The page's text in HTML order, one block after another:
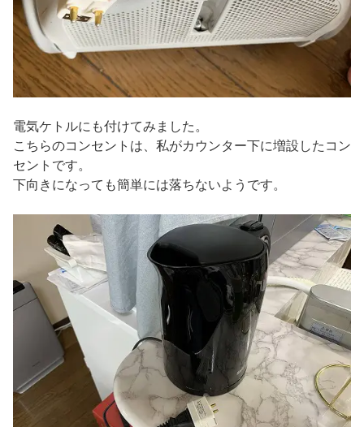
電気ケトルにも付けてみました。
こちらのコンセントは、私がカウンター下に増設したコン
セントです。
下向きになっても簡単には落ちないようです。